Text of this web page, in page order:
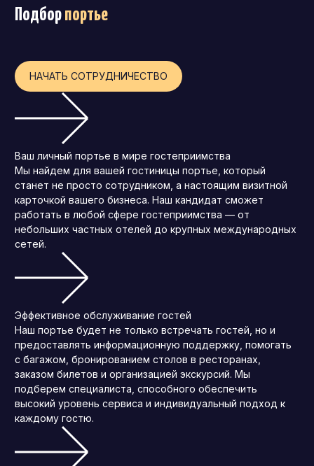
Подборпортье
НАЧАТЬ СОТРУДНИЧЕСТВО
Ваш личный портье в мире гостеприимства
Мы найдем для вашей гостиницы портье, который
станет не просто сотрудником, а настоящим визитной
карточкой вашего бизнеса. Наш кандидат сможет
работать в любой сфере гостеприимства — от
небольших частных отелей до крупных международных
сетей.
Эффективное обслуживание гостей
Наш портье будет не только встречать гостей, но и
предоставлять информационную поддержку, помогать
с багажом, бронированием столов в ресторанах,
заказом билетов и организацией экскурсий. Мы
подберем специалиста, способного обеспечить
высокий уровень сервиса и индивидуальный подход к
каждому гостю.